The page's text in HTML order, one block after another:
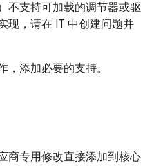
不支持可加载的调节器或驱
现，请在 IT 中创建问题并
添加必要的支持。
商专用修改直接添加到核心